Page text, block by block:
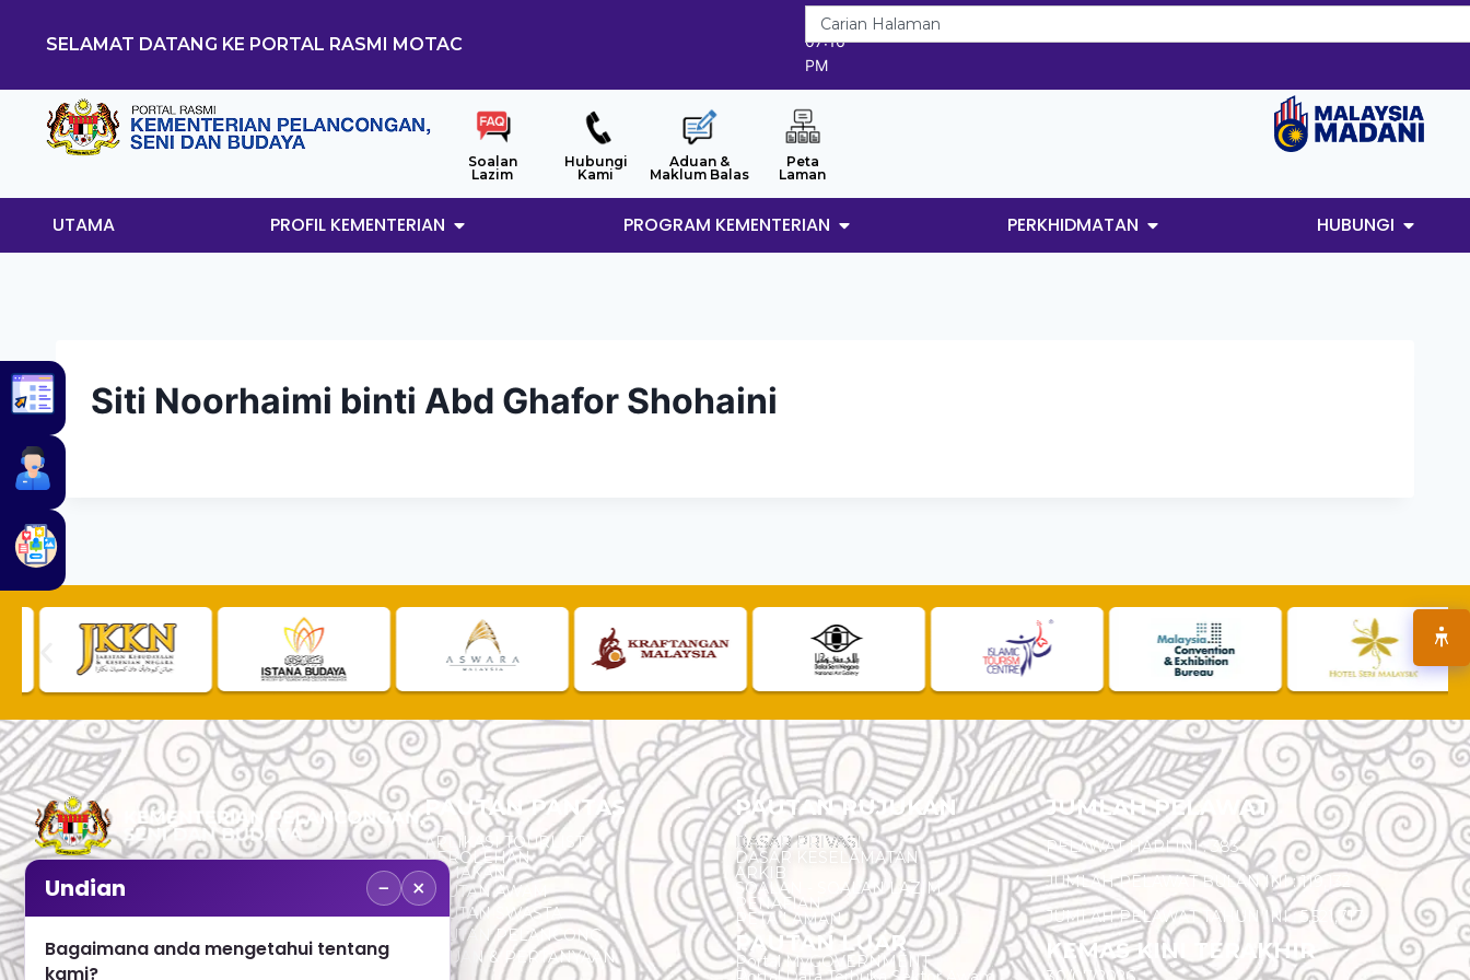
SELAMAT DATANG KE PORTAL RASMI MOTAC
7/8/2026
07:16
PM
Soalan
Lazim
Hubungi
Kami
Aduan &
Maklum Balas
Peta
Laman
UTAMA PROFIL KEMENTERIAN PROGRAM KEMENTERIAN PERKHIDMATAN HUBUNGI
Siti Noorhaimi binti Abd Ghafor Shohaini
No. 2, Menara 1, Jalan P5/6, Presint 5,
+603 8000 8000
PAUTAN PANTAS
APLIKASI TOURLIST
PEROLEHAN
SEMAKAN
PAUTAN AWAM
PAUTAN SWASTA
PAUTAN PELANCONG
ADUAN & PERTANYAAN
PAUTAN RUJUKAN
DASAR PRIVASI
DASAR KESELAMATAN
ARKIB
SOALAN - SOALAN LAZIM
PENAFIAN
PETA LAMAN
PAUTAN LUAR
Portal MyGOVERNMENT
JUMLAH PELAWAT
PELAWAT HARI INI : 383
JUMLAH PELAWAT BULAN INI : 119,132
JUMLAH PELAWAT TAHUN INI : 5,521,717
KEMAS KINI TERAKHIR
Undian − ×
Bagaimana anda mengetahui tentang
kami?